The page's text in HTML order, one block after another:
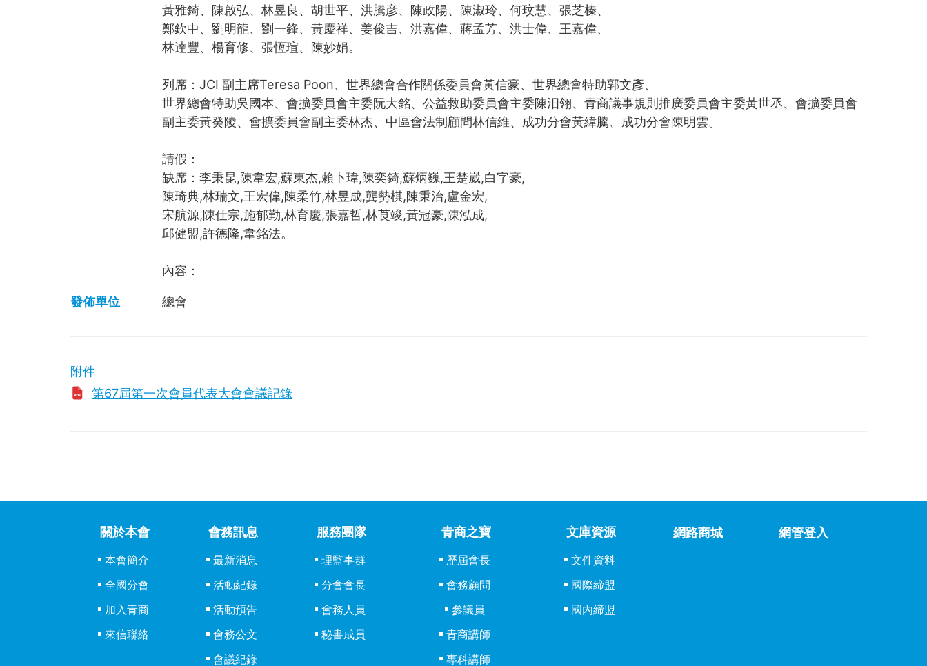
黃雅錡、陳啟弘、林昱良、胡世平、洪騰彦、陳政陽、陳淑玲、何玟慧、張芝榛、
鄭欽中、劉明龍、劉一鋒、黃慶祥、姜俊吉、洪嘉偉、蔣孟芳、洪士偉、王嘉偉、
林達豐、楊育修、張恆瑄、陳妙娟。
列席： JCI 副主席Teresa Poon、世界總會合作關係委員會黃信豪、世界總會特助郭文彥、
世界總會特助吳國本、會擴委員會主委阮大銘、公益救助委員會主委陳汨翎、青商議事規則推廣委員會主委黃世丞、會擴委員會
副主委黃癸陵、會擴委員會副主委林杰、中區會法制顧問林信維、成功分會黃緯騰、成功分會陳明雲。
請假：
缺席： 李秉昆,陳韋宏,蘇東杰,賴卜瑋,陳奕錡,蘇炳巍,王楚崴,白字豪,
陳琦典,林瑞文,王宏偉,陳柔竹,林昱成,龔勢棋,陳秉治,盧金宏,
宋航源,陳仕宗,施郁勤,林育慶,張嘉哲,林莨竣,黃冠豪,陳泓成,
邱健盟,許德隆,韋銘法。
內容：
發佈單位 總會
附件
第67屆第一次會員代表大會會議記錄
關於本會
本會簡介
全國分會
加入青商
來信聯絡
會務訊息
最新消息
活動紀錄
活動預告
會務公文
會議紀錄
服務團隊
理監事群
分會會長
會務人員
秘書成員
青商之寶
歷屆會長
會務顧問
參議員
青商講師
專科講師
文庫資源
文件資料
國際締盟
國內締盟
網路商城 網管登入